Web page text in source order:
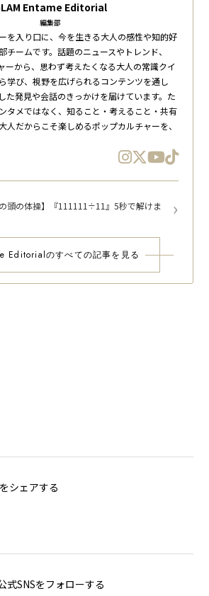
Entame Editorial
編集部
を入り口に、今を生きる大人の感性や知的好
チームです。話題のニュースやトレンド、
ーから、思わず考えたくなる大人の常識クイ
学び、視野を広げられるコンテンツを通し
た発見や会話のきっかけを届けています。た
タメではなく、知ること・考えること・共有
人だからこそ楽しめるポップカルチャーを、
の頭の体操】『111111÷11』5秒で解けま
Editorialのすべての記事を見る
シェアする
式SNSをフォローする